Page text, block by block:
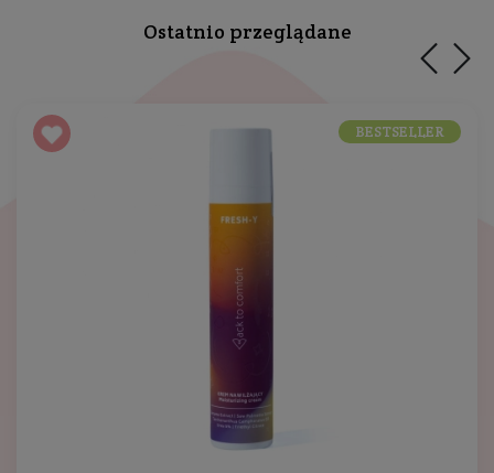
Ostatnio przeglądane
BESTSELLER